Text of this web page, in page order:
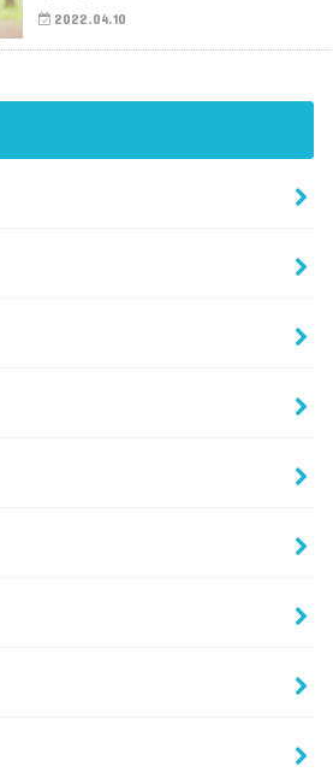
2022.04.10